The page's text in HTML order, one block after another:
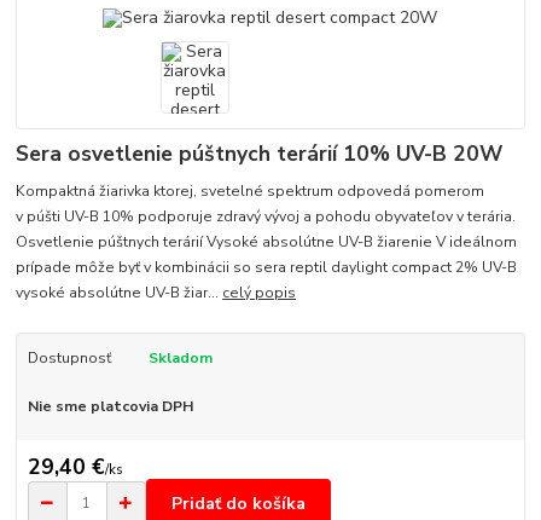
Sera osvetlenie púštnych terárií 10% UV-B 20W
Kompaktná žiarivka ktorej, svetelné spektrum odpovedá pomerom
v púšti UV-B 10% podporuje zdravý vývoj a pohodu obyvateľov v terária.
Osvetlenie púštnych terárií Vysoké absolútne UV-B žiarenie V ideálnom
prípade môže byť v kombinácii so sera reptil daylight compact 2% UV-B
vysoké absolútne UV-B žiar... celý popis
Dostupnosť Skladom
Nie sme platcovia DPH
29,40 €/ks
Pridať do košíka